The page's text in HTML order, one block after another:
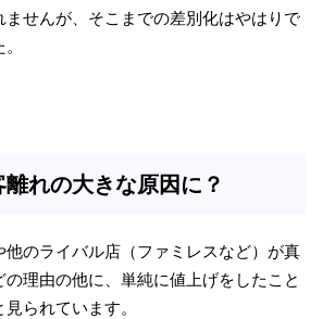
ませんが、そこまでの差別化はやはりで
れの大きな原因に？
他のライバル店（ファミレスなど）が真
理由の他に、単純に値上げをしたこと
られています。